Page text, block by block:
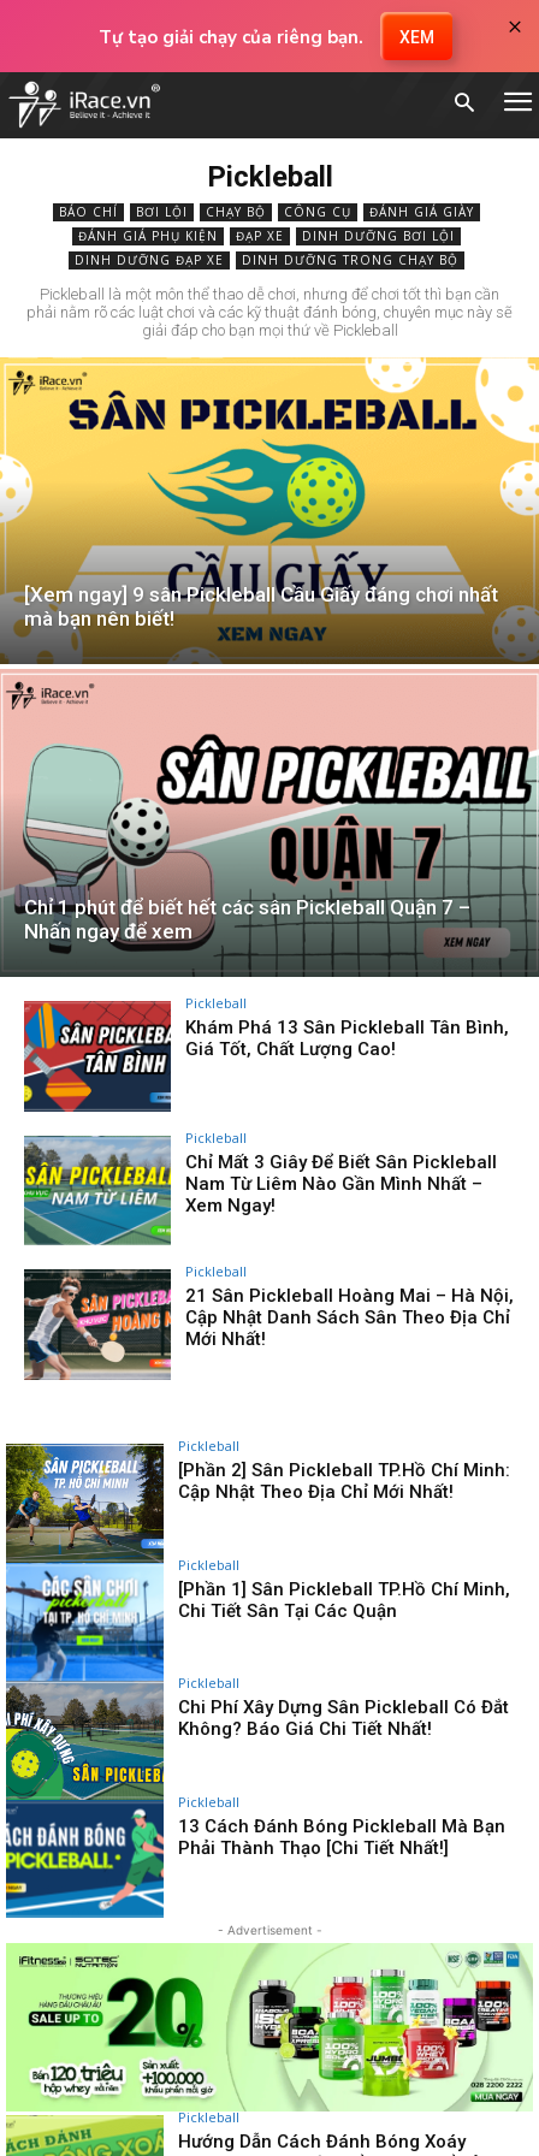
Tự tạo giải chạy của riêng bạn. XEM ×
Pickleball
BÁO CHÍ BƠI LỘI CHẠY BỘ CÔNG CỤ
ĐÁNH GIÁ GIÀY
ĐÁNH GIÁ PHỤ KIỆN
ĐẠP XE
DINH DƯỠNG BƠI LỘI
DINH DƯỠNG ĐẠP XE
DINH DƯỠNG TRONG CHẠY BỘ
Pickleball là một môn thể thao dễ chơi, nhưng để chơi tốt thì bạn cần
phải nằm rõ các luật chơi và các kỹ thuật đánh bóng, chuyên mục này sẽ
giải đáp cho bạn mọi thứ về Pickleball
[Xem ngay] 9 sân Pickleball Cầu Giấy đáng chơi nhất
mà bạn nên biết!
Chỉ 1 phút để biết hết các sân Pickleball Quận 7 –
Nhấn ngay để xem
Pickleball
Khám Phá 13 Sân Pickleball Tân Bình,
Giá Tốt, Chất Lượng Cao!
Pickleball
Chỉ Mất 3 Giây Để Biết Sân Pickleball
Nam Từ Liêm Nào Gần Mình Nhất –
Xem Ngay!
Pickleball
21 Sân Pickleball Hoàng Mai – Hà Nội,
Cập Nhật Danh Sách Sân Theo Địa Chỉ
Mới Nhất!
Pickleball
[Phần 2] Sân Pickleball TP.Hồ Chí Minh:
Cập Nhật Theo Địa Chỉ Mới Nhất!
Pickleball
[Phần 1] Sân Pickleball TP.Hồ Chí Minh,
Chi Tiết Sân Tại Các Quận
Pickleball
Chi Phí Xây Dựng Sân Pickleball Có Đắt
Không? Báo Giá Chi Tiết Nhất!
Pickleball
13 Cách Đánh Bóng Pickleball Mà Bạn
Phải Thành Thạo [Chi Tiết Nhất!]
- Advertisement -
Pickleball
Hướng Dẫn Cách Đánh Bóng Xoáy